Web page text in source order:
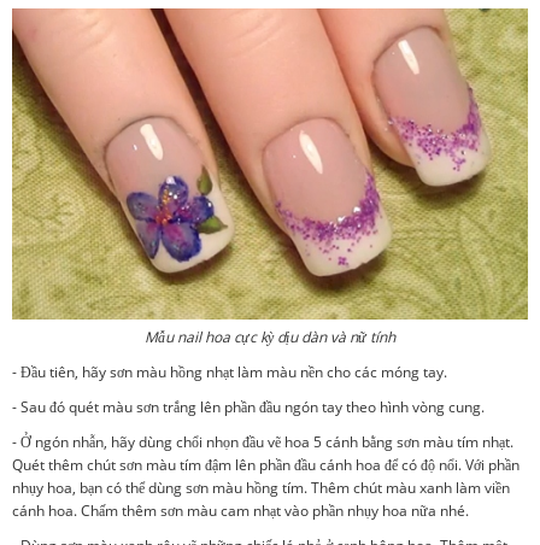
Mẫu nail hoa cực kỳ dịu dàn và nữ tính
- Đầu tiên, hãy sơn màu hồng nhạt làm màu nền cho các móng tay.
- Sau đó quét màu sơn trắng lên phần đầu ngón tay theo hình vòng cung.
- Ở ngón nhẫn, hãy dùng chổi nhọn đầu vẽ hoa 5 cánh bằng sơn màu tím nhạt.
Quét thêm chút sơn màu tím đậm lên phần đầu cánh hoa để có độ nổi. Với phần
nhụy hoa, bạn có thể dùng sơn màu hồng tím. Thêm chút màu xanh làm viền
cánh hoa. Chấm thêm sơn màu cam nhạt vào phần nhụy hoa nữa nhé.